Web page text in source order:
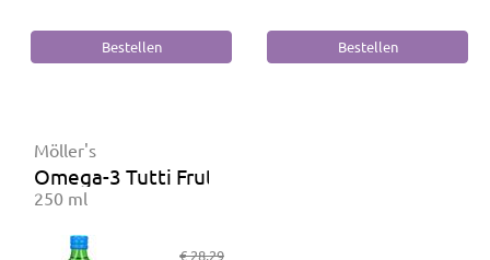
Möller's
Omega-3 Tutti Frutti
250 ml
€ 28,29